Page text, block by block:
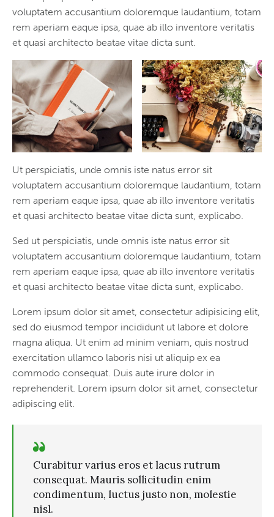
voluptatem accusantium doloremque laudantium, totam
rem aperiam eaque ipsa, quae ab illo inventore veritatis
et quasi architecto beatae vitae dicta sunt.
Ut perspiciatis, unde omnis iste natus error sit
voluptatem accusantium doloremque laudantium, totam
rem aperiam eaque ipsa, quae ab illo inventore veritatis
et quasi architecto beatae vitae dicta sunt, explicabo.
Sed ut perspiciatis, unde omnis iste natus error sit
voluptatem accusantium doloremque laudantium, totam
rem aperiam eaque ipsa, quae ab illo inventore veritatis
et quasi architecto beatae vitae dicta sunt, explicabo.
Lorem ipsum dolor sit amet, consectetur adipisicing elit,
sed do eiusmod tempor incididunt ut labore et dolore
magna aliqua. Ut enim ad minim veniam, quis nostrud
exercitation ullamco laboris nisi ut aliquip ex ea
commodo consequat. Duis aute irure dolor in
reprehenderit. Lorem ipsum dolor sit amet, consectetur
adipiscing elit.
Curabitur varius eros et lacus rutrum
consequat. Mauris sollicitudin enim
condimentum, luctus justo non, molestie
nisl.